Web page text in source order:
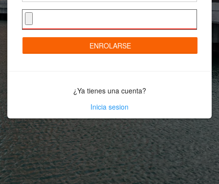
ENROLARSE
¿Ya tienes una cuenta?
Inicia sesion